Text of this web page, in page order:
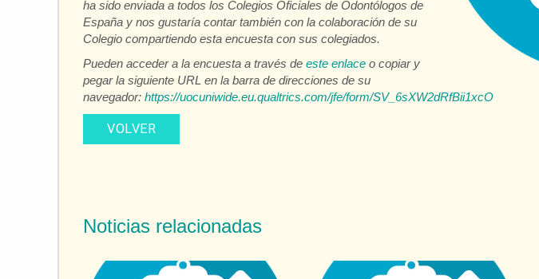
ha sido enviada a todos los Colegios Oficiales de Odontólogos de
España y nos gustaría contar también con la colaboración de su
Colegio compartiendo esta encuesta con sus colegiados.
Pueden acceder a la encuesta a través de este enlace o copiar y
pegar la siguiente URL en la barra de direcciones de su
navegador: https://uocuniwide.eu.qualtrics.com/jfe/form/SV_6sXW2dRfBii1xcO
VOLVER
Noticias relacionadas